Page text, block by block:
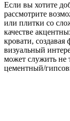
Если вы хотите
рассмотрите
или плитки со
качестве
кровати, создавая
визуальный
может служить не
цементный/